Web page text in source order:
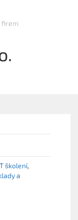
firem
školení
a